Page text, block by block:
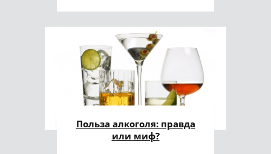
Польза алкоголя: правда
или миф?